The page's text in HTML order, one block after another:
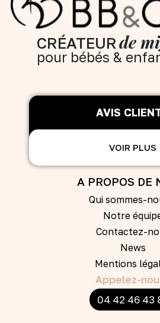
CRÉATEURde
pour bébés &
AVIS
VOIR PLUS
A PROPOS DE
Qui sommes-
Notre
Contactez-
News
Mentions
Appelez-
04 42 46 43